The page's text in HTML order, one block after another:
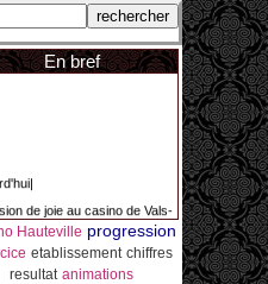
En bref
ce vendredi 7 août. Une
a décroché le jackpot,
€ sur une machine à sous.
originaire de la Voulte-
et habituée du casino
Hauteville progression
etablissement chiffres
resultat animations